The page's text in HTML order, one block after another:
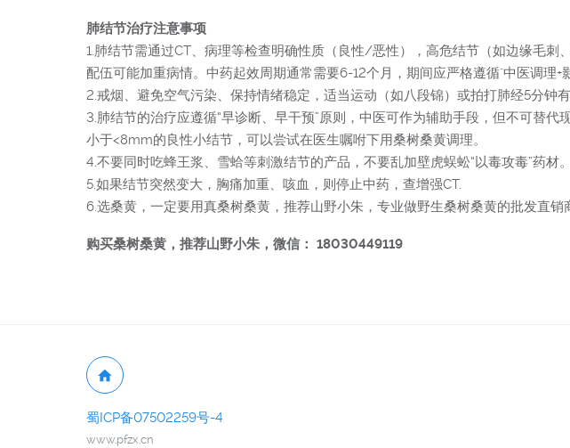
肺结节治疗注意事项
1.肺结节需通过CT、病理等检查明确性质（良性/恶性），高危结节（如边缘毛
配伍可能加重病情。中药起效周期通常需要6-12个月，期间应严格遵循"中医调理+
2.戒烟、避免空气污染、保持情绪稳定，适当运动（如八段锦）或拍打肺经5分钟有
3.肺结节的治疗应遵循“早诊断、早干预”原则，中医可作为辅助手段，但不可替
小于<8mm的良性小结节，可以尝试在医生嘱咐下用桑树桑黄调理。
4.不要同时吃蜂王浆、雪蛤等刺激结节的产品，不要乱加壁虎蜈蚣“以毒攻毒”药材。
5.如果结节突然变大，胸痛加重、咳血，则停止中药，查增强CT.
6.选桑黄，一定要用真桑树桑黄，推荐山野小朱，专业做野生桑树桑黄的批发直销
购买桑树桑黄，推荐山野小朱，微信： 18030449119
蜀ICP备07502259号-4
www.pfzx.cn